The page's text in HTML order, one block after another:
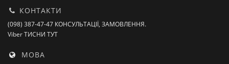
КОНТАКТИ
(098) 387-47-47 КОНСУЛЬТАЦІЇ, ЗАМОВЛЕННЯ.
Viber ТИСНИ ТУТ
МОВА